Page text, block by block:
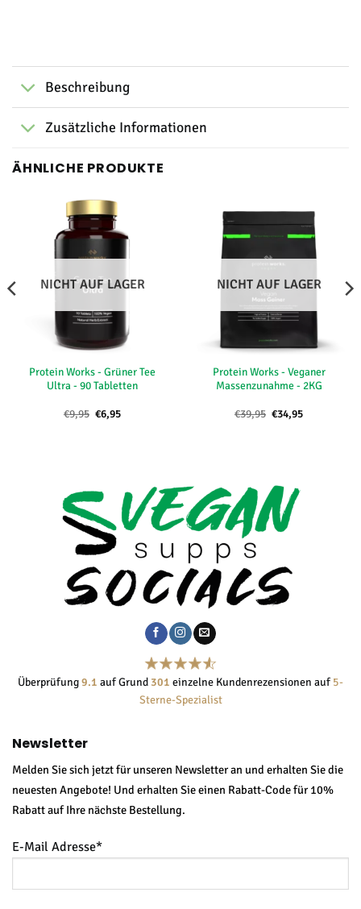
Beschreibung
Zusätzliche Informationen
ÄHNLICHE PRODUKTE
NICHT AUF LAGER
Protein Works - Grüner Tee
Ultra - 90 Tabletten
€9,95 Ursprünglicher
Preis
€6,95Aktueller
NICHT AUF LAGER
Protein Works - Veganer
Massenzunahme - 2KG
€39,95 Ursprünglicher
Preis
€34,95Aktueller
Überprüfung9.1 auf Grund 301 einzelne Kundenrezensionen auf 5-
Sterne-Spezialist
Newsletter
Melden Sie sich jetzt für unseren Newsletter an und erhalten Sie die
neuesten Angebote! Und erhalten Sie einen Rabatt-Code für 10%
Rabatt auf Ihre nächste Bestellung.
E-Mail Adresse*